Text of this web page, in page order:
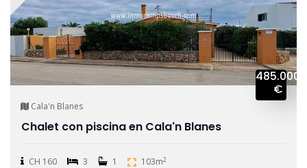
485.000
€
Cala'n Blanes
Chalet con piscina en Cala'n Blanes
CH 160 3 1 103m2